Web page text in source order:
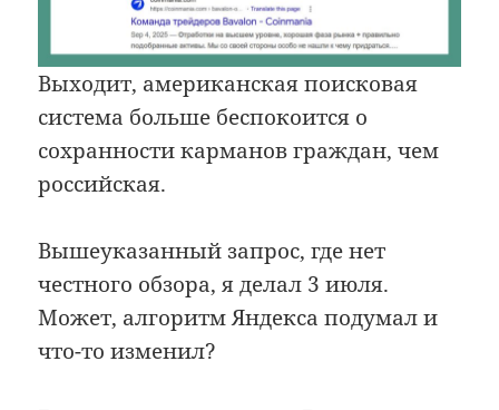
Выходит, американская поисковая
система больше беспокоится о
сохранности карманов граждан, чем
российская.
Вышеуказанный запрос, где нет
честного обзора, я делал 3 июля.
Может, алгоритм Яндекса подумал и
что-то изменил?